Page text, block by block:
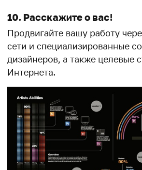
10. Расскажите о вас!
Продвигайте вашу работу
сети и специализированные
дизайнеров, а также целевые
Интернета.